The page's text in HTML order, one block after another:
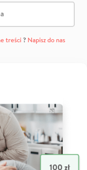
treści? Napisz do nas